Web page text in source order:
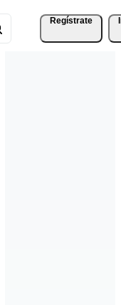
Regístrate